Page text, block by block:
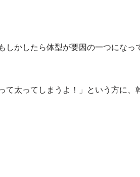
しかしたら体型が要因の一つになっ
て太ってしまうよ！」という方に、